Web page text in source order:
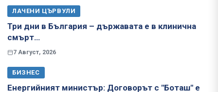
ЛАЧЕНИ ЦЪРВУЛИ
Три дни в България – държавата е в клинична
смърт…
7 Август, 2026
БИЗНЕС
Енергийният министър: Договорът с "Боташ" е